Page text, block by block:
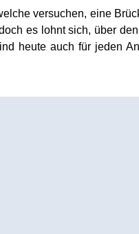
versuchen, eine
es lohnt sich, über
heute auch für jeden